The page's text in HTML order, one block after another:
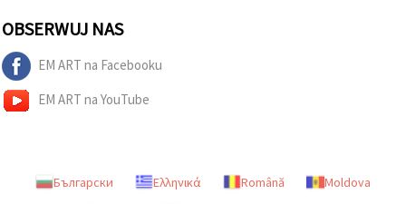
OBSERWUJ NAS
EM ART na Facebooku
EM ART na YouTube
Български Ελληνικά Română
Moldova